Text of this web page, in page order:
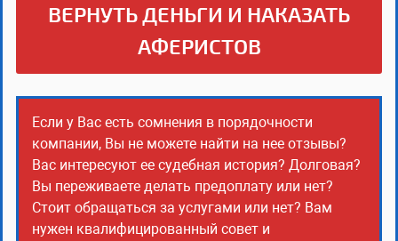
ВЕРНУТЬ ДЕНЬГИ И НАКАЗАТЬ
АФЕРИСТОВ
Если у Вас есть сомнения в порядочности
компании, Вы не можете найти на нее отзывы?
Вас интересуют ее судебная история? Долговая?
Вы переживаете делать предоплату или нет?
Стоит обращаться за услугами или нет? Вам
нужен квалифицированный совет и